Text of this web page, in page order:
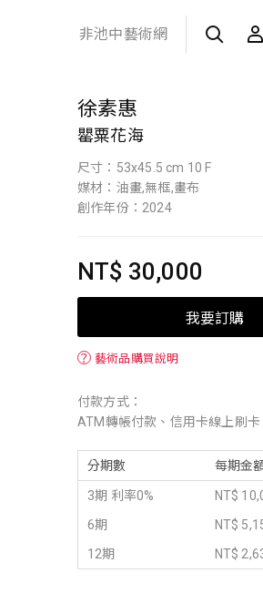
非池中藝術網
徐素惠
罌粟花海
尺寸：53x45.5 cm 10 F
媒材：油畫,無框,畫布
創作年份：2024
NT$ 30,000
我要訂購
？ 藝術品購買說明
付款方式：
ATM轉帳付款、信用卡線上刷卡
分期數 每期金
3期 利率0%
NT$
6期
NT$
12期
NT$